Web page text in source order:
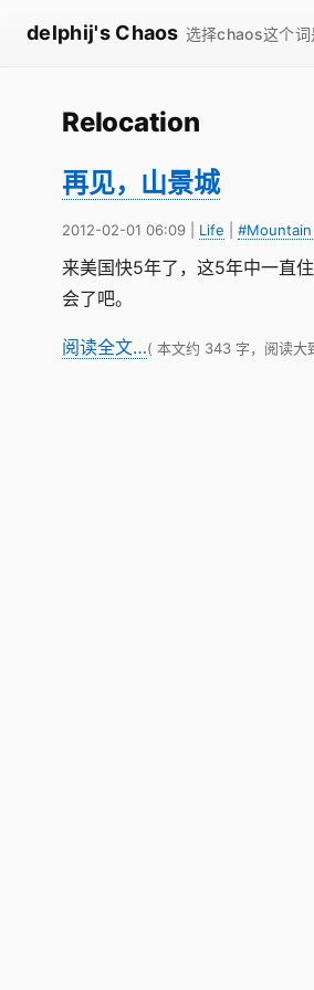
delphij's Chaos 选择chaos这个
Relocation
再见，山景城
2012-02-01 06:09 Life
来美国快5年了，这5年中一直
会了吧。
阅读全文…( 本文约 343 字，阅读大